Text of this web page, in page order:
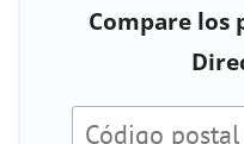
Compare los